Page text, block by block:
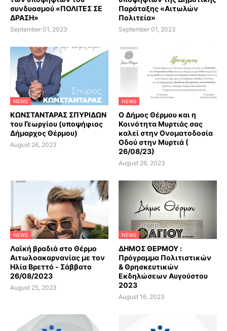
συνδυασμού «ΠΟΛΙΤΕΣ ΣΕ
ΔΡΑΣΗ»
September 01, 2023
Παράταξης «Αιτωλών
Πολιτεία»
September 01, 2023
NEWS
ΚΩΝΣΤΑΝΤΑΡΑΣ ΣΠΥΡΙΔΩΝ
του Γεωργίου (υποψήφιος
Δήμαρχος Θέρμου)
August 26, 2023
NEWS
Ο Δήμος Θέρμου και η
Κοινότητα Μυρτιάς σας
καλεί στην Ονοματοδοσία
Οδού στην Μυρτιά (
26/08/23)
August 26, 2023
NEWS
Λαϊκή βραδιά στο Θέρμο
Αιτωλοακαρνανίας με τον
Ηλία Βρεττό - Σάββατο
26/08/2023
August 25, 2023
NEWS
ΔΗΜΟΣ ΘΕΡΜΟΥ :
Πρόγραμμα Πολιτιστικών
& Θρησκευτικών
Εκδηλώσεων Αυγούστου
2023
August 16, 2023